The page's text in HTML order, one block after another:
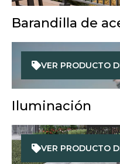
Barandilla de
VER PRODUCTO
Iluminación
VER PRODUCTO